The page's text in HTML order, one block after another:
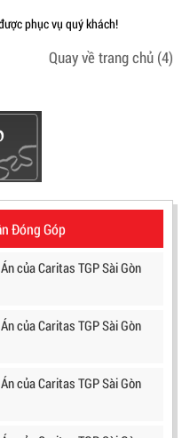
phục vụ quý khách!
Quay về trang chủ (4)
Đóng Góp
của Caritas TGP Sài Gòn
của Caritas TGP Sài Gòn
của Caritas TGP Sài Gòn